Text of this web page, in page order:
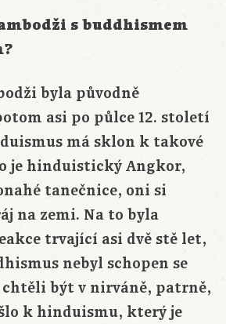
s buddhismem
byla původně
asi po půlce 12. století
má sklon k takové
je hinduistický Angkor,
tanečnice, oni si
na zemi. Na to byla
trvající asi dvě stě let,
nebyl schopen se
být v nirváně, patrně,
k hinduismu, který je